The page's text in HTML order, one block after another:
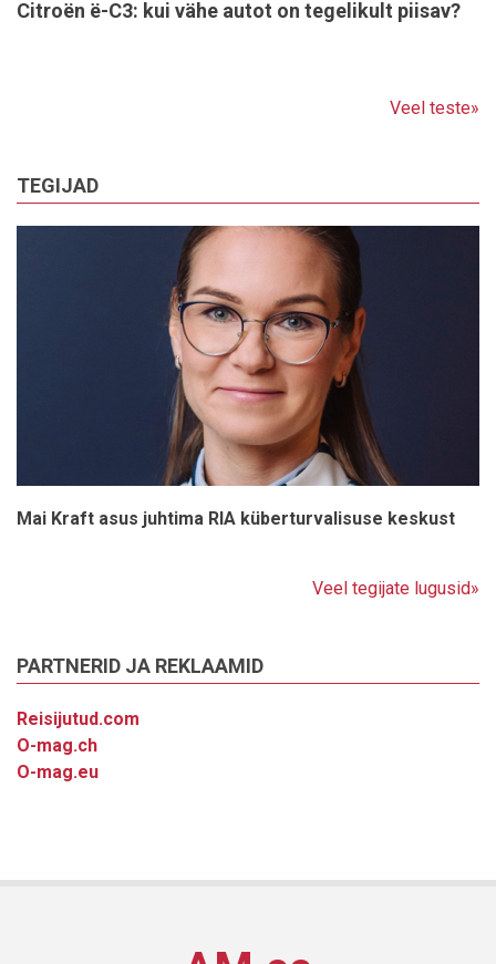
Citroën ë-C3: kui vähe autot on tegelikult piisav?
Veel teste»
TEGIJAD
Mai Kraft asus juhtima RIA küberturvalisuse keskust
Veel tegijate lugusid»
PARTNERID JA REKLAAMID
Reisijutud.com
O-mag.ch
O-mag.eu